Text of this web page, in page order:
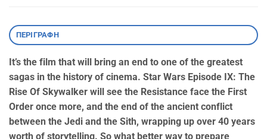
ΠΕΡΙΓΡΑΦΉ
It’s the film that will bring an end to one of the greatest
sagas in the history of cinema. Star Wars Episode IX: The
Rise Of Skywalker will see the Resistance face the First
Order once more, and the end of the ancient conflict
between the Jedi and the Sith, wrapping up over 40 years
worth of storytelling. So what better way to prepare